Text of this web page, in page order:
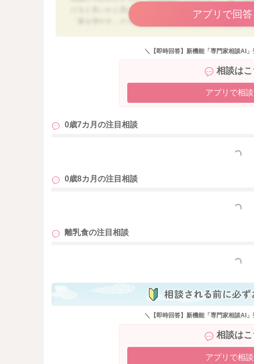
けると良いかと思います。
「量を増やす」のではなく 卵の味や形に触れる経験をゆ
ただ、卵はアレルギー予防の観点から7〜8ヶ月頃から卵
っていますので、まずはお粥に耳かきほんの少量くらい
卵黄の量は食べることが安定してきたら、少しずつ増や
なくても大丈夫です。
アプリで回
＼【即時回答】新機能「専門家相談AI
相談はこ
アプリで相
0歳7カ月の注目相談
もっと見る
0歳8カ月の注目相談
もっと見る
離乳食の注目相談
もっと見る
＼【即時回答】新機能「専門家相談AI
相談はこ
アプリで相